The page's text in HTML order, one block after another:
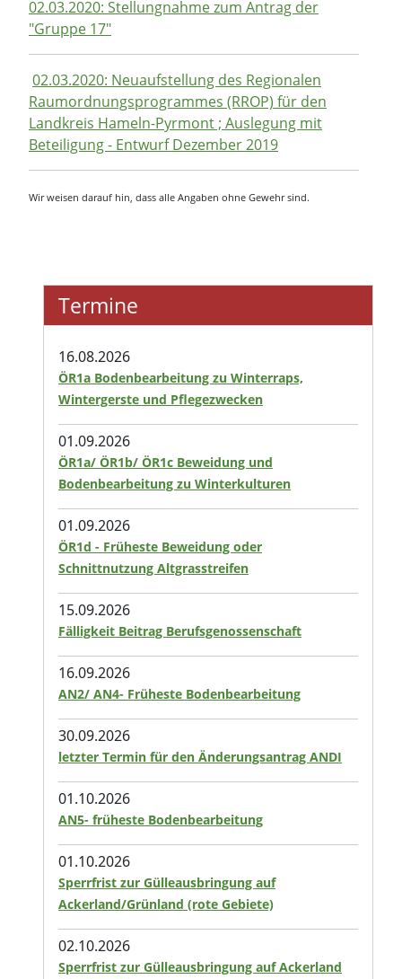
02.03.2020: Stellungnahme zum Antrag der
"Gruppe 17"
02.03.2020: Neuaufstellung des Regionalen
Raumordnungsprogrammes (RROP) für den
Landkreis Hameln-Pyrmont ; Auslegung mit
Beteiligung - Entwurf Dezember 2019
Wir weisen darauf hin, dass alle Angaben ohne Gewehr sind.
Termine
16.08.2026
ÖR1a Bodenbearbeitung zu Winterraps,
Wintergerste und Pflegezwecken
01.09.2026
ÖR1a/ ÖR1b/ ÖR1c Beweidung und
Bodenbearbeitung zu Winterkulturen
01.09.2026
ÖR1d - Früheste Beweidung oder
Schnittnutzung Altgrasstreifen
15.09.2026
Fälligkeit Beitrag Berufsgenossenschaft
16.09.2026
AN2/ AN4- Früheste Bodenbearbeitung
30.09.2026
letzter Termin für den Änderungsantrag ANDI
01.10.2026
AN5- früheste Bodenbearbeitung
01.10.2026
Sperrfrist zur Gülleausbringung auf
Ackerland/Grünland (rote Gebiete)
02.10.2026
Sperrfrist zur Gülleausbringung auf Ackerland